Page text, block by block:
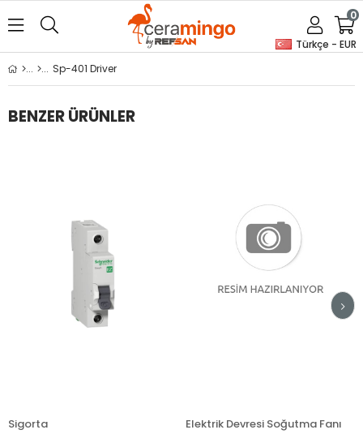
Türkçe - EUR
0
Sp-401 Driver
BENZER ÜRÜNLER
Sigorta Elektrik Devresi Soğutma Fanı